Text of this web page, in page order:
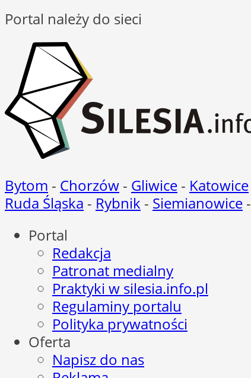
Portal należy do sieci
Bytom - Chorzów - Gliwice - Katowice
Ruda Śląska - Rybnik - Siemianowice -
Portal
Redakcja
Patronat medialny
Praktyki w silesia.info.pl
Regulaminy portalu
Polityka prywatności
Oferta
Napisz do nas